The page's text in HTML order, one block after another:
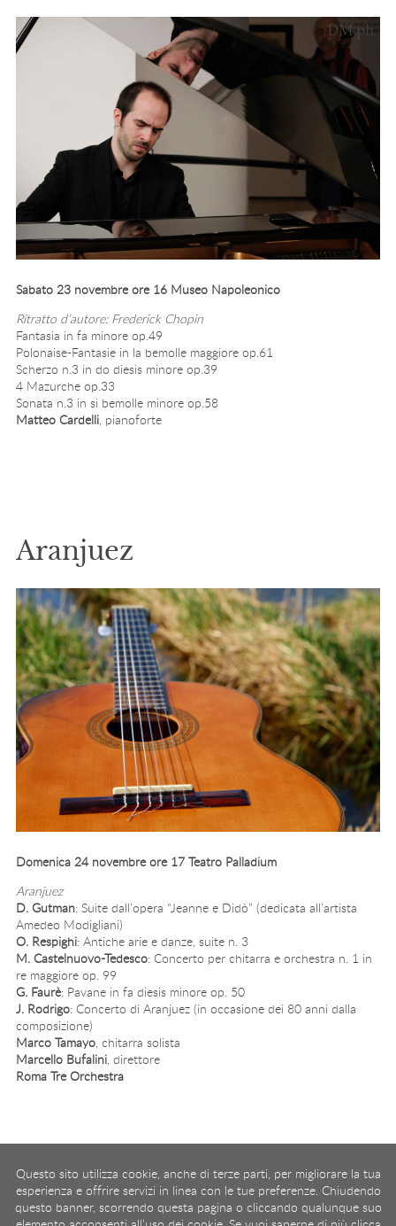
Sabato 23 novembre ore 16 Museo Napoleonico
Ritratto d’autore: Frederick Chopin
Fantasia in fa minore op.49
Polonaise-Fantasie in la bemolle maggiore op.61
Scherzo n.3 in do diesis minore op.39
4 Mazurche op.33
Sonata n.3 in si bemolle minore op.58
Matteo Cardelli, pianoforte
Aranjuez
Domenica 24 novembre ore 17 Teatro Palladium
Aranjuez
D. Gutman: Suite dall’opera "Jeanne e Didò” (dedicata all’artista
Amedeo Modigliani)
O. Respighi: Antiche arie e danze, suite n. 3
M. Castelnuovo-Tedesco: Concerto per chitarra e orchestra n. 1 in
re maggiore op. 99
G. Faurè: Pavane in fa diesis minore op. 50
J. Rodrigo: Concerto di Aranjuez (in occasione dei 80 anni dalla
composizione)
Marco Tamayo, chitarra solista
Marcello Bufalini, direttore
Roma Tre Orchestra
Start
Prev 1 2 3 4 5 6 7 8 9 10 Next End
Questo sito utilizza cookie, anche di terze parti, per migliorare la tua
esperienza e offrire servizi in linea con le tue preferenze. Chiudendo
questo banner, scorrendo questa pagina o cliccando qualunque suo